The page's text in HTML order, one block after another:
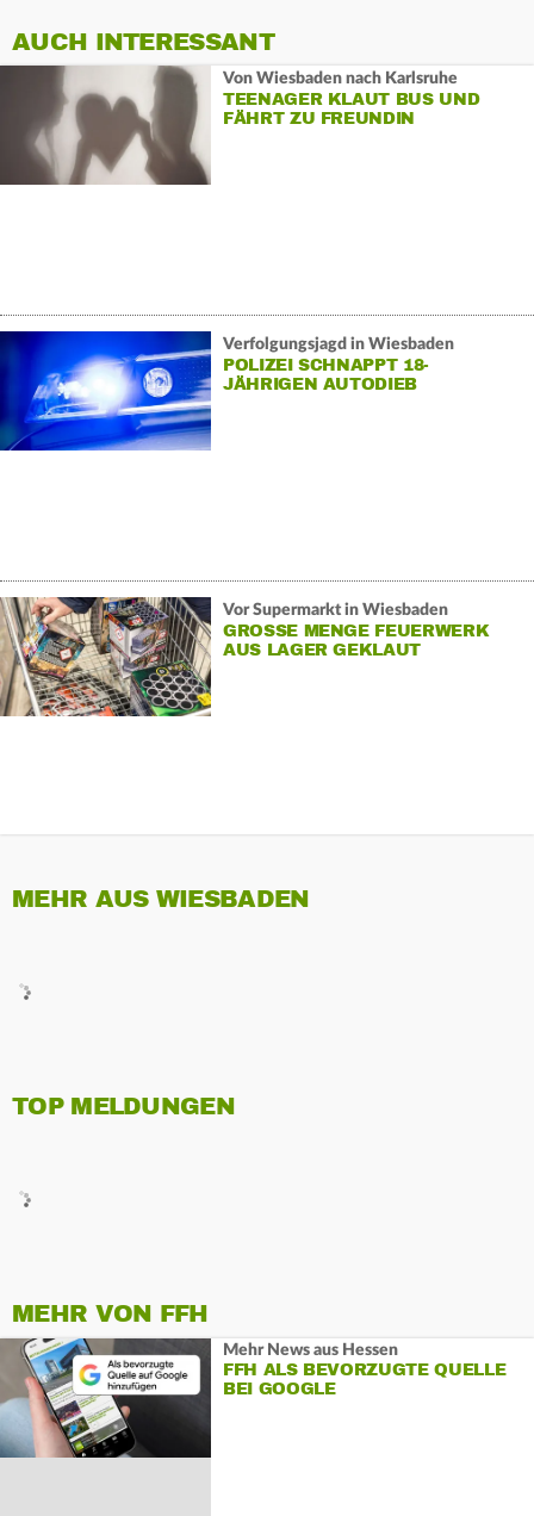
AUCH INTERESSANT
Von Wiesbaden nach Karlsruhe
TEENAGER KLAUT BUS UND
FÄHRT ZU FREUNDIN
Verfolgungsjagd in Wiesbaden
POLIZEI SCHNAPPT 18-
JÄHRIGEN AUTODIEB
Vor Supermarkt in Wiesbaden
GROSSE MENGE FEUERWERK A
US LAGER GEKLAUT
MEHR AUS WIESBADEN
TOP MELDUNGEN
MEHR VON FFH
Mehr News aus Hessen
FFH ALS BEVORZUGTE QUELLE
BEI GOOGLE